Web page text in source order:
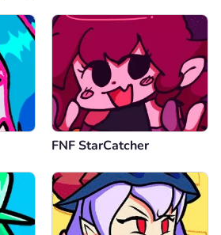
FNF StarCatcher